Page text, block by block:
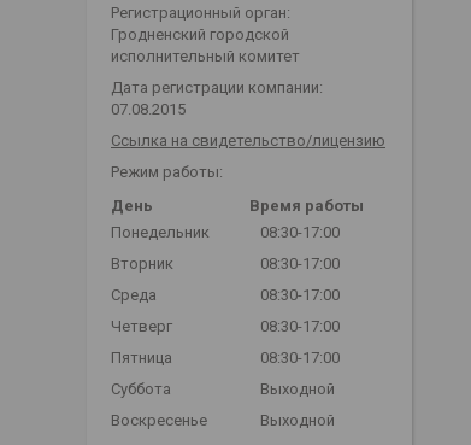
Регистрационный орган:
Гродненский городской
исполнительный комитет
Дата регистрации компании:
07.08.2015
Ссылка на свидетельство/лицензию
Режим работы:
День
Время работы
Понедельник
08:30-17:00
Вторник
08:30-17:00
Среда
08:30-17:00
Четверг
08:30-17:00
Пятница
08:30-17:00
Суббота
Выходной
Воскресенье
Выходной